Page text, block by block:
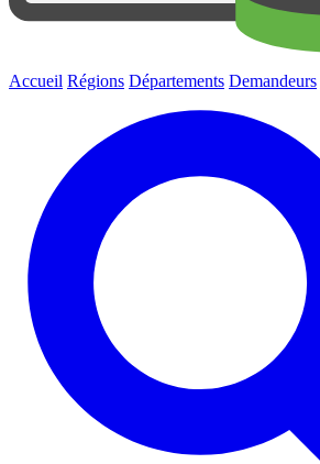
Accueil Régions Départements Demandeurs